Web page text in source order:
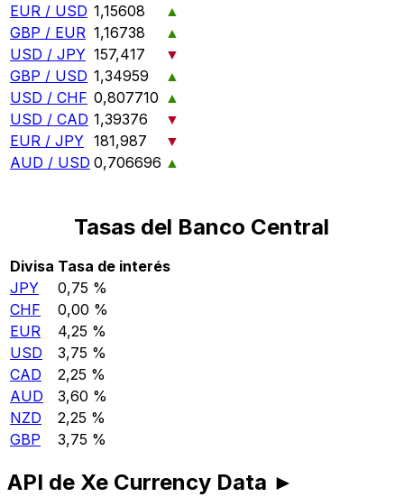
EUR / USD 1,15608
▲
GBP / EUR 1,16738
▲
USD / JPY 157,417
▼
GBP / USD 1,34959
▲
USD / CHF 0,807710 ▲
USD / CAD 1,39376
▼
EUR / JPY 181,987
▼
AUD / USD 0,706696 ▲
Tasas del Banco Central
Divisa Tasa de interés
JPY
0,75 %
CHF
0,00 %
EUR
4,25 %
USD
3,75 %
CAD
2,25 %
AUD
3,60 %
NZD
2,25 %
GBP
3,75 %
API de Xe Currency Data ►